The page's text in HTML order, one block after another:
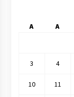
A A
3 4
10 11